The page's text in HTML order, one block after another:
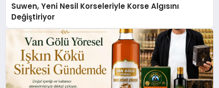
Suwen, Yeni Nesil Korseleriyle Korse Algısını
Değiştiriyor